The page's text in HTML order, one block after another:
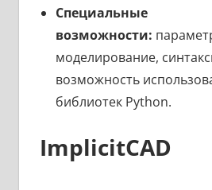
Специальные
возможности:
моделирование,
возможность
библиотек Python.
ImplicitCAD